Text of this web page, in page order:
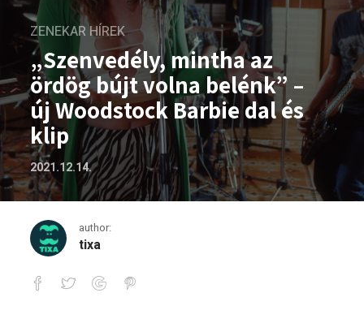
ZENEKAR HÍREK
„Szenvedély, mintha az
ördög bújt volna belénk” –
új Woodstock Barbie dal és
klip
2021.12.14.
author:
tixa